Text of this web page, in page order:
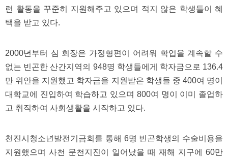
런 활동을 꾸준히 지원해주고 있으며 적지 않은 학생들이 혜
택을 받고 있다.
2000년부터 심 회장은 가정형편이 어려워 학업을 계속할 수
없는 빈곤한 산간지역의 948명 학생들에게 학자금으로 136.4
만 위안을 지원했고 학자금을 지원받은 학생들 중 400여 명이
대학교에 진입하여 학습하고 있으며 800여 명이 이미 졸업하
고 취직하여 사회생활을 시작하고 있다.
천진시청소년발전기금회를 통해 6명 빈곤학생의 수술비용을
지원했으며 사천 문천지진이 일어났을 때 재해 지구에 60만